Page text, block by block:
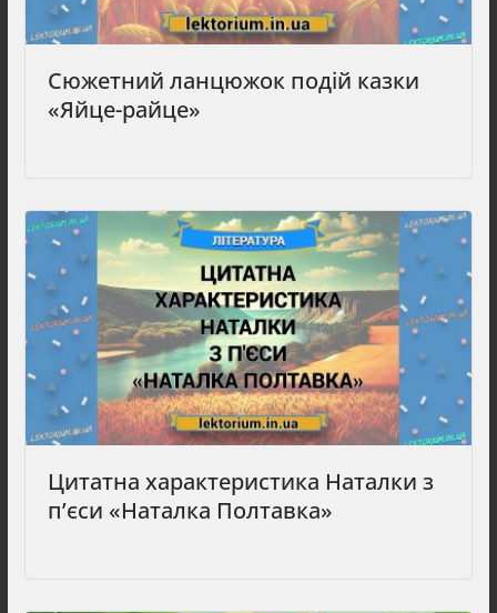
Сюжетний ланцюжок подій казки
«Яйце-райце»
Цитатна характеристика Наталки з
п’єси «Наталка Полтавка»